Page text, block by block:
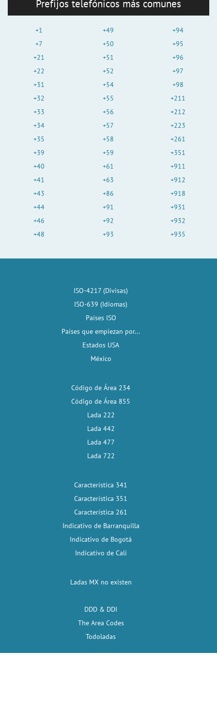
Prefijos telefónicos más comunes
+1
+7
+21
+22
+31
+32
+33
+34
+35
+39
+40
+41
+43
+44
+46
+48
+49
+50
+51
+52
+54
+55
+56
+57
+58
+59
+61
+63
+86
+91
+92
+93
+94
+95
+96
+97
+98
+211
+212
+223
+261
+351
+911
+912
+918
+931
+932
+935
ISO-4217 (Divisas)
ISO-639 (Idiomas)
Países ISO
Países que empiezan por...
Estados USA
México
Código de Área 234
Código de Área 855
Lada 222
Lada 442
Lada 477
Lada 722
Característica 341
Característica 351
Característica 261
Indicativo de Barranquilla
Indicativo de Bogotá
Indicativo de Cali
Ladas MX no existen
DDD & DDI
The Area Codes
Todoladas